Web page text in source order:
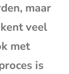
maar
veel
met
is